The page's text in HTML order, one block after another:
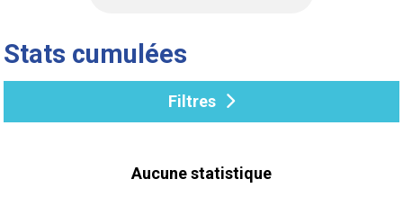
Stats cumulées
Filtres
Aucune statistique